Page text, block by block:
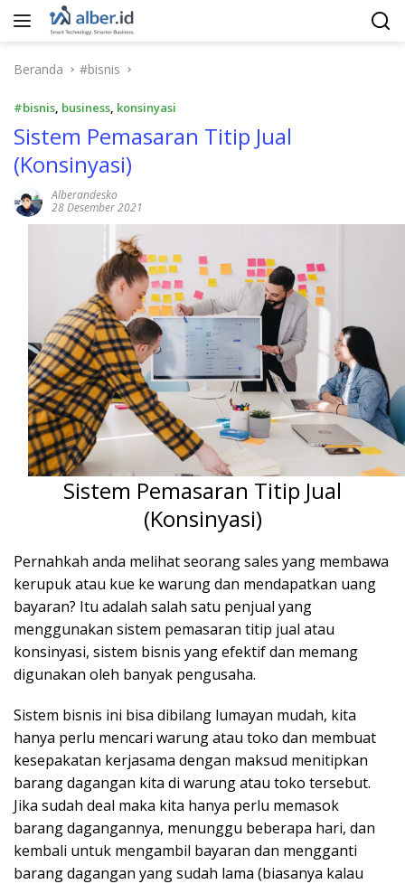
Langsung
Beranda
#bisnis
#bisnis, business, konsinyasi
Sistem Pemasaran Titip Jual
(Konsinyasi)
Alberandesko
28 Desember 2021
Sistem Pemasaran Titip Jual
(Konsinyasi)
Pernahkah anda melihat seorang sales yang membawa
kerupuk atau kue ke warung dan mendapatkan uang
bayaran? Itu adalah salah satu penjual yang
menggunakan sistem pemasaran titip jual atau
konsinyasi, sistem bisnis yang efektif dan memang
digunakan oleh banyak pengusaha.
Sistem bisnis ini bisa dibilang lumayan mudah, kita
hanya perlu mencari warung atau toko dan membuat
kesepakatan kerjasama dengan maksud menitipkan
barang dagangan kita di warung atau toko tersebut.
Jika sudah deal maka kita hanya perlu memasok
barang dagangannya, menunggu beberapa hari, dan
kembali untuk mengambil bayaran dan mengganti
barang dagangan yang sudah lama (biasanya kalau